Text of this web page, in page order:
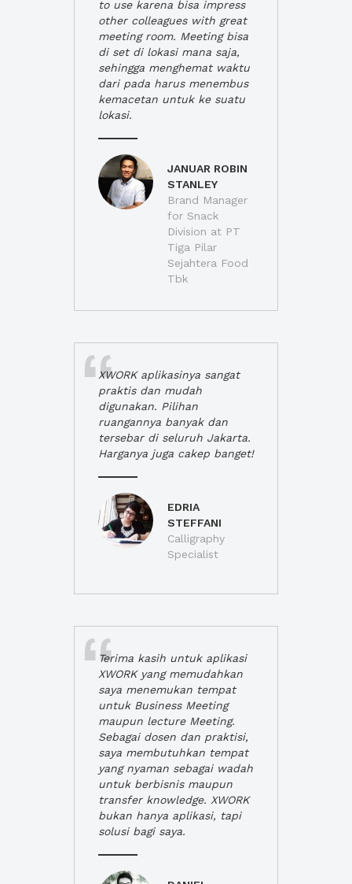
to use karena bisa impress
other colleagues with great
meeting room. Meeting bisa
di set di lokasi mana saja,
sehingga menghemat waktu
dari pada harus menembus
kemacetan untuk ke suatu
lokasi.
JANUAR ROBIN
STANLEY
Brand Manager
for Snack
Division at PT
Tiga Pilar
Sejahtera Food
Tbk
XWORK aplikasinya sangat
praktis dan mudah
digunakan. Pilihan
ruangannya banyak dan
tersebar di seluruh Jakarta.
Harganya juga cakep banget!
EDRIA
STEFFANI
Calligraphy
Specialist
Terima kasih untuk aplikasi
XWORK yang memudahkan
saya menemukan tempat
untuk Business Meeting
maupun lecture Meeting.
Sebagai dosen dan praktisi,
saya membutuhkan tempat
yang nyaman sebagai wadah
untuk berbisnis maupun
transfer knowledge. XWORK
bukan hanya aplikasi, tapi
solusi bagi saya.